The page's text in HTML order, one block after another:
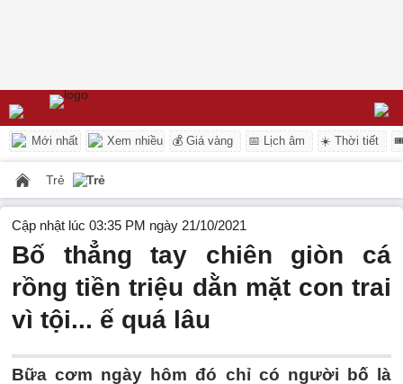
Mới nhất Xem nhiều 💰 Giá vàng 📅 Lịch âm ☀️ Thời tiết
Trẻ Trẻ
Cập nhật lúc 03:35 PM ngày 21/10/2021
Bố thẳng tay chiên giòn cá
rồng tiền triệu dằn mặt con trai
vì tội... ế quá lâu
Bữa cơm ngày hôm đó chỉ có người bố là